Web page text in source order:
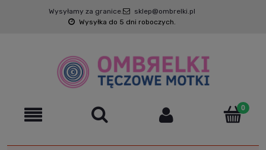
Wysyłamy za granice.
sklep@ombrelki.pl
Wysyłka do 5 dni roboczych.